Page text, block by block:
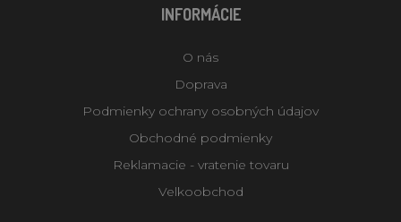
INFORMÁCIE
O nás
Doprava
Podmienky ochrany osobných údajov
Obchodné podmienky
Reklamacie - vratenie tovaru
Velkoobchod